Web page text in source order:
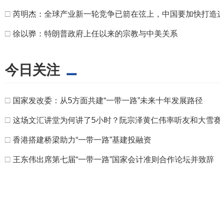
□ 芮明杰：全球产业新一轮竞争已箭在弦上，中国要加快打造
□ 徐以骅：特朗普政府上任以来的宗教与中美关系
今日关注
□ 国家发改委：从5方面共建“一带一路”未来十年发展路径
□ 这场文汇讲堂为何讲了5小时？阮宗泽黄仁伟率听友和大雪
□ 香港搭建桥梁助力“一带一路”基建投融资
□ 王东伟出席第七届“一带一路”国家会计准则合作论坛并致辞